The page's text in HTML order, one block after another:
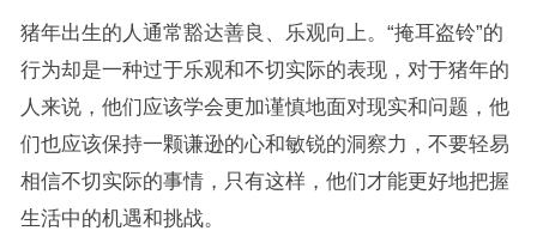
猪年出生的人通常豁达善良、乐观向上。“掩耳盗铃”的
行为却是一种过于乐观和不切实际的表现，对于猪年的
人来说，他们应该学会更加谨慎地面对现实和问题，他
们也应该保持一颗谦逊的心和敏锐的洞察力，不要轻易
相信不切实际的事情，只有这样，他们才能更好地把握
生活中的机遇和挑战。